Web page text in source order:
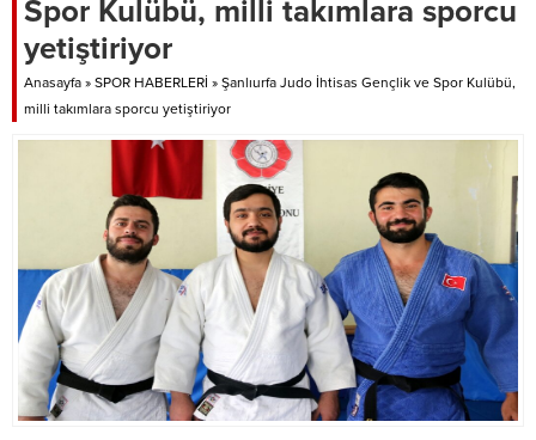
Spor Kulübü, milli takımlara sporcu
yetiştiriyor
Anasayfa » SPOR HABERLERİ » Şanlıurfa Judo İhtisas Gençlik ve Spor Kulübü,
milli takımlara sporcu yetiştiriyor